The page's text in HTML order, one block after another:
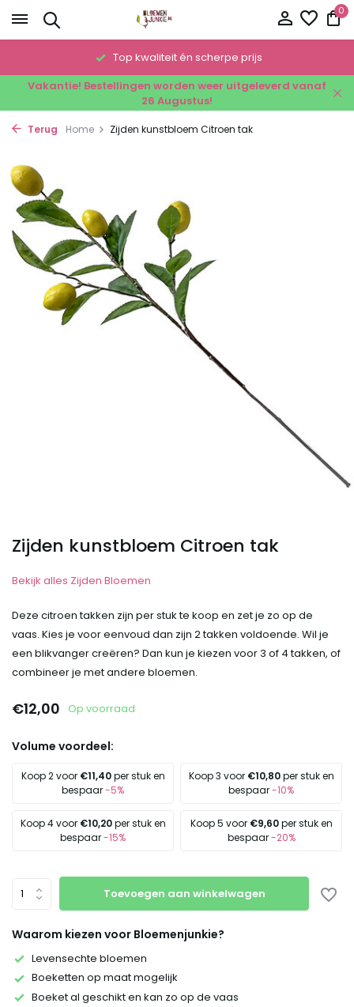
0
Top kwaliteit én scherpe prijs
Vakantie! Bestellingen worden weer uitgeleverd vanaf
26 Augustus!
Terug Home Zijden kunstbloem Citroen tak
Zijden kunstbloem Citroen tak
Bekijk alles Zijden Bloemen
Deze citroen takken zijn per stuk te koop en zet je zo op de
vaas. Kies je voor eenvoud dan zijn 2 takken voldoende. Wil je
een blikvanger creëren? Dan kun je kiezen voor 3 of 4 takken, of
combineer je met andere bloemen.
€12,00 Op voorraad
Volume voordeel:
Koop 2 voor €11,40per stuk en
bespaar-5%
Koop 3 voor €10,80per stuk en
bespaar-10%
Koop 4 voor €10,20per stuk en
bespaar-15%
Koop 5 voor €9,60per stuk en
bespaar-20%
Toevoegen aan winkelwagen
Waarom kiezen voor Bloemenjunkie?
Levensechte bloemen
Boeketten op maat mogelijk
Boeket al geschikt en kan zo op de vaas